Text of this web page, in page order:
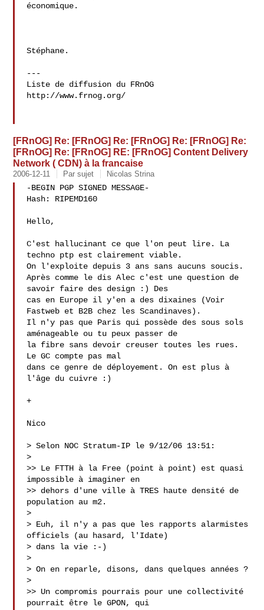
économique.
Stéphane.
---
Liste de diffusion du FRnOG
http://www.frnog.org/
[FRnOG] Re: [FRnOG] Re: [FRnOG] Re: [FRnOG] Re:
[FRnOG] Re: [FRnOG] RE: [FRnOG] Content Delivery
Network ( CDN) à la francaise
2006-12-11 Par sujet Nicolas Strina
-BEGIN PGP SIGNED MESSAGE-
Hash: RIPEMD160
Hello,
C'est hallucinant ce que l'on peut lire. La
techno ptp est clairement viable.
On l'exploite depuis 3 ans sans aucuns soucis.
Après comme le dis Alec c'est une question de
savoir faire des design :) Des
cas en Europe il y'en a des dixaines (Voir
Fastweb et B2B chez les Scandinaves).
Il n'y pas que Paris qui possède des sous sols
aménageable ou tu peux passer de
la fibre sans devoir creuser toutes les rues.
Le GC compte pas mal
dans ce genre de déployement. On est plus à
l'âge du cuivre :)
+
Nico
> Selon NOC Stratum-IP le 9/12/06 13:51:
>
>> Le FTTH à la Free (point à point) est quasi
impossible à imaginer en
>> dehors d'une ville à TRES haute densité de
population au m2.
>
> Euh, il n'y a pas que les rapports alarmistes
officiels (au hasard, l'Idate)
> dans la vie :-)
>
> On en reparle, disons, dans quelques années ?
>
>> Un compromis pourrais pour une collectivité
pourrait être le GPON, qui